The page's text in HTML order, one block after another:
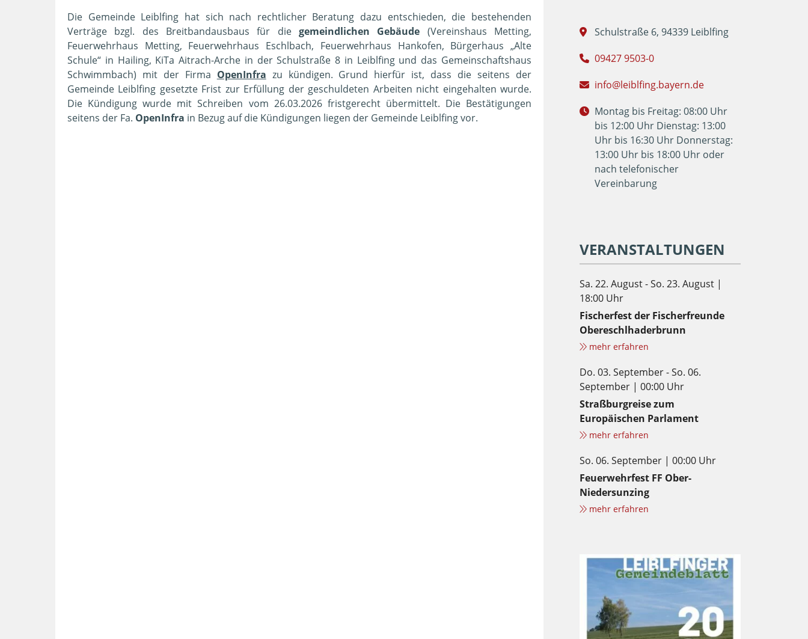
Die Gemeinde Leiblfing hat sich nach rechtlicher Beratung dazu entschieden, die bestehenden
Verträge bzgl. des Breitbandausbaus für die gemeindlichen Gebäude (Vereinshaus Metting,
Feuerwehrhaus Metting, Feuerwehrhaus Eschlbach, Feuerwehrhaus Hankofen, Bürgerhaus „Alte
Schule“ in Hailing, KiTa Aitrach-Arche in der Schulstraße 8 in Leiblfing und das Gemeinschaftshaus
Schwimmbach) mit der Firma OpenInfra zu kündigen. Grund hierfür ist, dass die seitens der
Gemeinde Leiblfing gesetzte Frist zur Erfüllung der geschuldeten Arbeiten nicht eingehalten wurde.
Die Kündigung wurde mit Schreiben vom 26.03.2026 fristgerecht übermittelt. Die Bestätigungen
seitens der Fa. OpenInfra in Bezug auf die Kündigungen liegen der Gemeinde Leiblfing vor.
Schulstraße 6, 94339 Leiblfing
09427 9503-0
info@leiblfing.bayern.de
Montag bis Freitag: 08:00 Uhr
bis 12:00 Uhr Dienstag: 13:00
Uhr bis 16:30 Uhr Donnerstag:
13:00 Uhr bis 18:00 Uhr oder
nach telefonischer
Vereinbarung
VERANSTALTUNGEN
Sa. 22. August - So. 23. August |
18:00 Uhr
Fischerfest der Fischerfreunde
Obereschlhaderbrunn
mehr erfahren
Do. 03. September - So. 06.
September | 00:00 Uhr
Straßburgreise zum
Europäischen Parlament
mehr erfahren
So. 06. September | 00:00 Uhr
Feuerwehrfest FF Ober-
Niedersunzing
mehr erfahren